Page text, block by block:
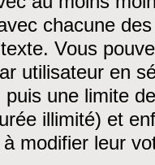
chacune
Vous
utilisateur en
puis une limite
illimité) et
modifier leur